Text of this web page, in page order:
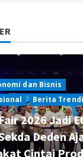
dan Bisnis
Berita
2026 Jadi
Deden
Cintai